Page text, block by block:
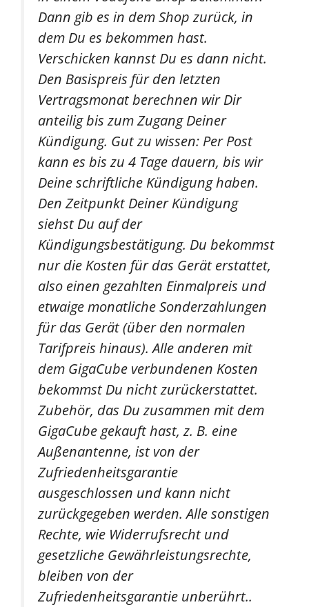
Dann gib es in dem Shop zurück, in
dem Du es bekommen hast.
Verschicken kannst Du es dann nicht.
Den Basispreis für den letzten
Vertragsmonat berechnen wir Dir
anteilig bis zum Zugang Deiner
Kündigung. Gut zu wissen: Per Post
kann es bis zu 4 Tage dauern, bis wir
Deine schriftliche Kündigung haben.
Den Zeitpunkt Deiner Kündigung
siehst Du auf der
Kündigungsbestätigung. Du bekommst
nur die Kosten für das Gerät erstattet,
also einen gezahlten Einmalpreis und
etwaige monatliche Sonderzahlungen
für das Gerät (über den normalen
Tarifpreis hinaus). Alle anderen mit
dem GigaCube verbundenen Kosten
bekommst Du nicht zurückerstattet.
Zubehör, das Du zusammen mit dem
GigaCube gekauft hast, z. B. eine
Außenantenne, ist von der
Zufriedenheitsgarantie
ausgeschlossen und kann nicht
zurückgegeben werden. Alle sonstigen
Rechte, wie Widerrufsrecht und
gesetzliche Gewährleistungsrechte,
bleiben von der
Zufriedenheitsgarantie unberührt..